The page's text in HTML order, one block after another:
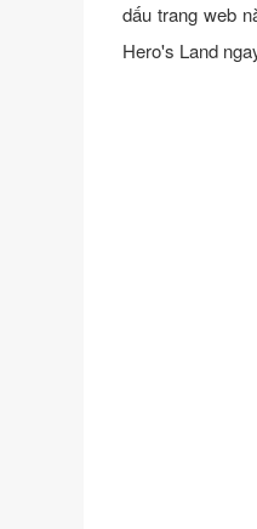
dấu trang web
Hero's Land